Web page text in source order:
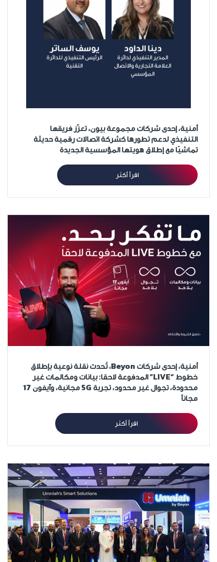
أمنية، إحدى شركات مجموعة بيون، تعزّز فريقها
التنفيذي لدعم تطورها كشركة اتصالات رقمية حديثة
تماشيًا مع إطلاق هويتها المؤسسية الجديدة
اقرأ أكثر
أمنية، إحدى شركات Beyon، تُحدث نقلة نوعية بإطلاق
خطوط “LIVE” المدفوعة لاحقا: بيانات ومكالمات غير
محدودة، تجوال غير محدود، تجربة 5G مجانية، وآيفون 17
مجاناً
اقرأ أكثر